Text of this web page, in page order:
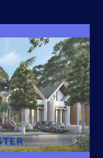
Rumah Pintar
rumahnya